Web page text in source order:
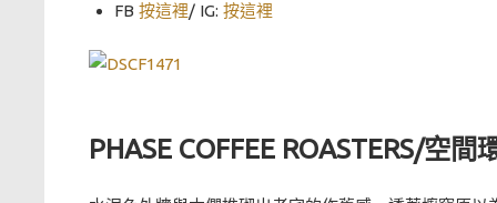
FB 按這裡/ IG: 按這裡
PHASE COFFEE ROASTERS/空間